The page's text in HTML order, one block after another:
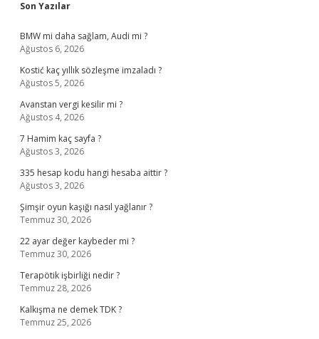
Sidebar
Son Yazılar
BMW mi daha sağlam, Audi mi ?
Ağustos 6, 2026
Kostić kaç yıllık sözleşme imzaladı ?
Ağustos 5, 2026
Avanstan vergi kesilir mi ?
Ağustos 4, 2026
7 Hamim kaç sayfa ?
Ağustos 3, 2026
335 hesap kodu hangi hesaba aittir ?
Ağustos 3, 2026
Şimşir oyun kaşığı nasıl yağlanır ?
Temmuz 30, 2026
22 ayar değer kaybeder mi ?
Temmuz 30, 2026
Terapötik işbirliği nedir ?
Temmuz 28, 2026
Kalkışma ne demek TDK ?
Temmuz 25, 2026